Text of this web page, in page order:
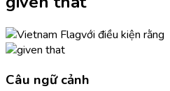
với điều kiện rằng
Câu ngữ cảnh